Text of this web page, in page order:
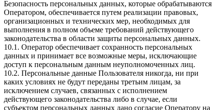
Безопасность персональных данных, которые обрабатываются
Оператором, обеспечивается путем реализации правовых,
организационных и технических мер, необходимых для
выполнения в полном объеме требований действующего
законодательства в области защиты персональных данных.
10.1. Оператор обеспечивает сохранность персональных
данных и принимает все возможные меры, исключающие
доступ к персональным данным неуполномоченных лиц.
10.2. Персональные данные Пользователя никогда, ни при
каких условиях не будут переданы третьим лицам, за
исключением случаев, связанных с исполнением
действующего законодательства либо в случае, если
субъектом персональных данных дано согласие Оператору на